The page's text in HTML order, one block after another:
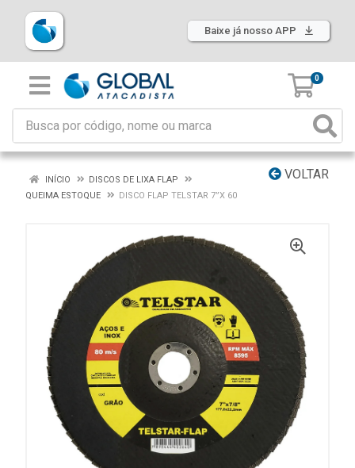
Baixe já nosso APP
0
VOLTAR
INÍCIO
DISCOS DE LIXA FLAP
QUEIMA ESTOQUE
DISCO FLAP TELSTAR 7”X 60